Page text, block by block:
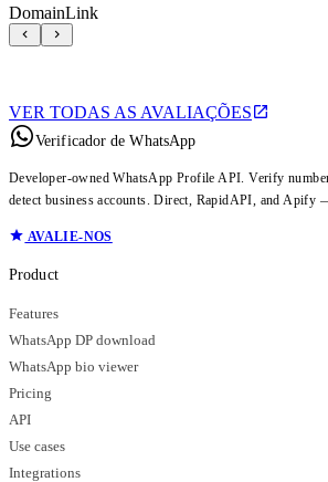
DomainLink
VER TODAS AS AVALIAÇÕES
Verificador de WhatsApp
Developer-owned WhatsApp Profile API. Verify
detect business accounts. Direct, RapidAPI, and Apify
AVALIE-NOS
Product
Features
WhatsApp DP download
WhatsApp bio viewer
Pricing
API
Use cases
Integrations